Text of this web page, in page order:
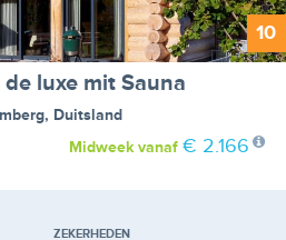
10
luxe mit Sauna
, Duitsland
Midweekvanaf € 2.166
ZEKERHEDEN